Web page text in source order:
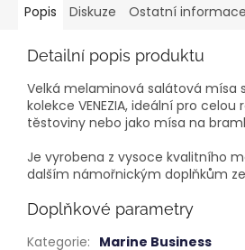
Popis Diskuze Ostatní informace
Detailní popis produktu
Velká melaminová salátová mísa
kolekce VENEZIA, ideální pro
těstoviny nebo jako mísa na
Je vyrobena z vysoce kvalitního
dalším námořnickým doplňkům
Doplňkové parametry
Kategorie: Marine Business